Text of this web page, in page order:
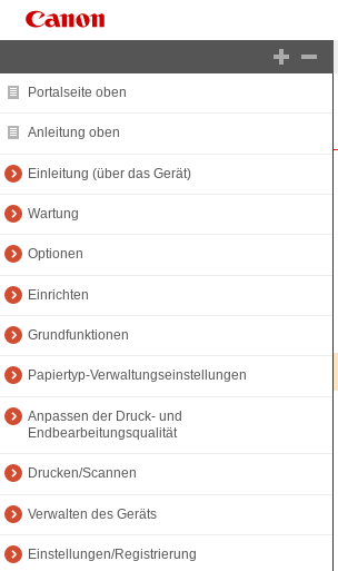
Portalseite oben
Anleitung oben
Einleitung (über das Gerät)
Wartung
Optionen
Einrichten
Grundfunktionen
Papiertyp-Verwaltungseinstellungen
Anpassen der Druck- und
Endbearbeitungsqualität
Drucken/Scannen
Verwalten des Geräts
Einstellungen/Registrierung